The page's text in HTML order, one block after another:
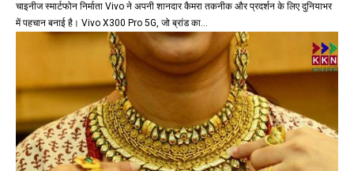
चाइनीज स्मार्टफोन निर्माता Vivo ने अपनी शानदार कैमरा तकनीक और प्रदर्शन के लिए दुनियाभर
में पहचान बनाई है। Vivo X300 Pro 5G, जो ब्रांड का...